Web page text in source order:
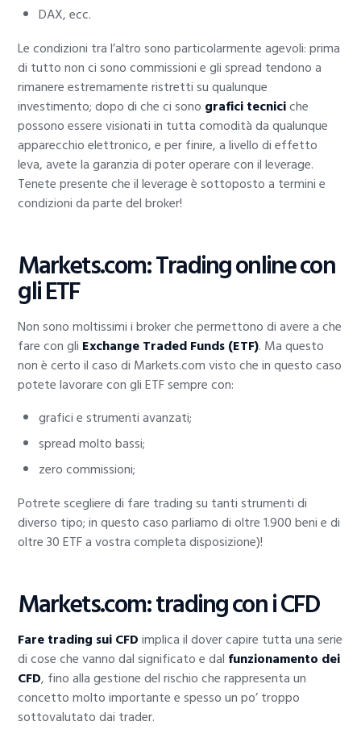
DAX, ecc.
Le condizioni tra l’altro sono particolarmente agevoli: prima
di tutto non ci sono commissioni e gli spread tendono a
rimanere estremamente ristretti su qualunque
investimento; dopo di che ci sono grafici tecniciche
possono essere visionati in tutta comodità da qualunque
apparecchio elettronico, e per finire, a livello di effetto
leva, avete la garanzia di poter operare con il leverage.
Tenete presente che il leverage è sottoposto a termini e
condizioni da parte del broker!
Markets.com: Trading online con
gli ETF
Non sono moltissimi i broker che permettono di avere a che
fare con gli Exchange Traded Funds (ETF). Ma questo
non è certo il caso di Markets.com visto che in questo caso
potete lavorare con gli ETF sempre con:
grafici e strumenti avanzati;
spread molto bassi;
zero commissioni;
Potrete scegliere di fare trading su tanti strumenti di
diverso tipo; in questo caso parliamo di oltre 1.900 beni e di
oltre 30 ETF a vostra completa disposizione)!
Markets.com: trading con i CFD
Fare trading sui CFDimplica il dover capire tutta una serie
di cose che vanno dal significato e dal funzionamento dei
CFD, fino alla gestione del rischio che rappresenta un
concetto molto importante e spesso un po’ troppo
sottovalutato dai trader.